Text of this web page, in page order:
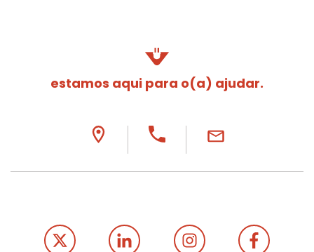
estamos aqui para o(a) ajudar.